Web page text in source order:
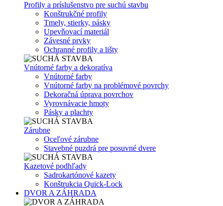
Profily a príslušenstvo pre suchú stavbu
Konštrukčné profily
Tmely, stierky, pásky
Upevňovací materiál
Závesné prvky
Ochranné profily a lišty
Vnútorné farby a dekoratíva
Vnútorné farby
Vnútorné farby na problémové povrchy
Dekoračná úprava povrchov
Vyrovnávacie hmoty
Pásky a plachty
Zárubne
Oceľové zárubne
Stavebné puzdrá pre posuvné dvere
Kazetové podhľady
Sadrokartónové kazety
Konštrukcia Quick-Lock
DVOR A ZÁHRADA